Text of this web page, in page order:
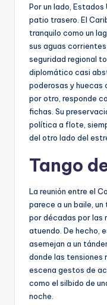
Por un lado,
patio trasero. El
tranquilo como un
sus aguas
seguridad regional
diplomático casi
poderosas y huecas
por otro, responde
fichas. Su
política a flote,
del otro lado del
Tango
La reunión entre el
parece a un baile,
por décadas por las
atuendo. De hecho,
asemejan a un
donde las tensiones
escena gestos de
como el silbido de
noche.